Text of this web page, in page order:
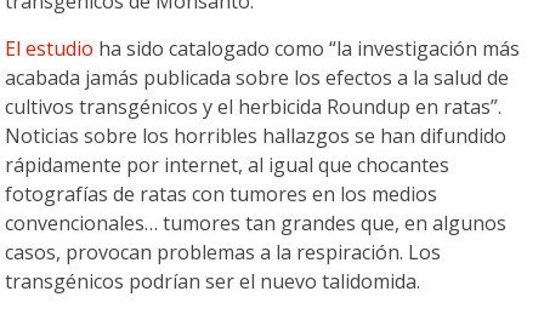
El estudio ha sido catalogado como “la investigación más
acabada jamás publicada sobre los efectos a la salud de
cultivos transgénicos y el herbicida Roundup en ratas”.
Noticias sobre los horribles hallazgos se han difundido
rápidamente por internet, al igual que chocantes
fotografías de ratas con tumores en los medios
convencionales… tumores tan grandes que, en algunos
casos, provocan problemas a la respiración. Los
transgénicos podrían ser el nuevo talidomida.